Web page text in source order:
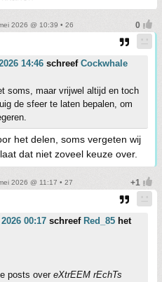
2026 @ 10:39 • 26
14:46 schreef Cockwhale
soms, maar vrijwel altijd en toch
de sfeer te laten bepalen, om
het delen, soms vergeten wij
dat niet zoveel keuze over.
2026 @ 11:17 • 27
00:17 schreef Red_85 het
posts over eXtrEEM rEchTs